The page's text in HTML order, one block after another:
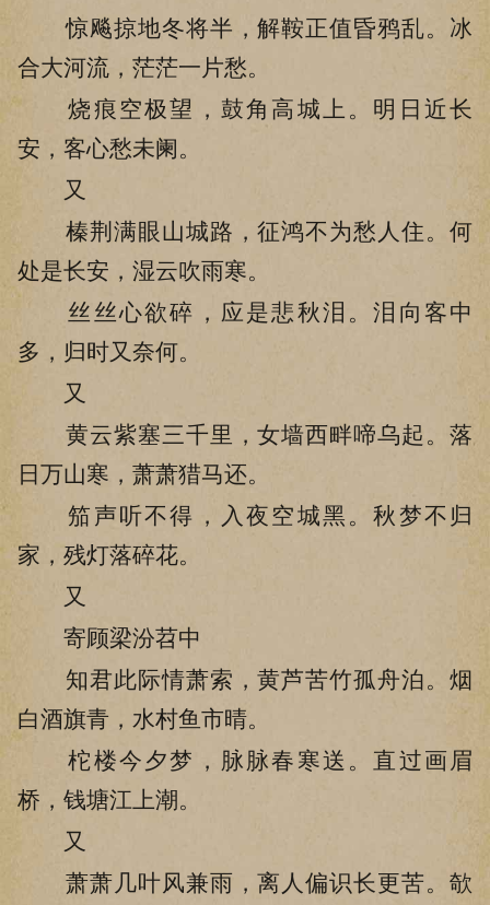
惊飚掠地冬将半，解鞍正值昏鸦乱。冰
合大河流，茫茫一片愁。
烧痕空极望，鼓角高城上。明日近长
安，客心愁未阑。
又
榛荆满眼山城路，征鸿不为愁人住。何
处是长安，湿云吹雨寒。
丝丝心欲碎，应是悲秋泪。泪向客中
多，归时又奈何。
又
黄云紫塞三千里，女墙西畔啼乌起。落
日万山寒，萧萧猎马还。
笳声听不得，入夜空城黑。秋梦不归
家，残灯落碎花。
又
寄顾梁汾苕中
知君此际情萧索，黄芦苦竹孤舟泊。烟
白酒旗青，水村鱼市晴。
柁楼今夕梦，脉脉春寒送。直过画眉
桥，钱塘江上潮。
又
萧萧几叶风兼雨，离人偏识长更苦。欹